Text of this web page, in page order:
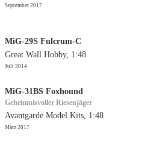
September 2017
MiG-29S Fulcrum-C
Great Wall Hobby, 1:48
Juli 2014
MiG-31BS Foxhound
Geheimnisvoller Riesenjäger
Avantgarde Model Kits, 1:48
März 2017